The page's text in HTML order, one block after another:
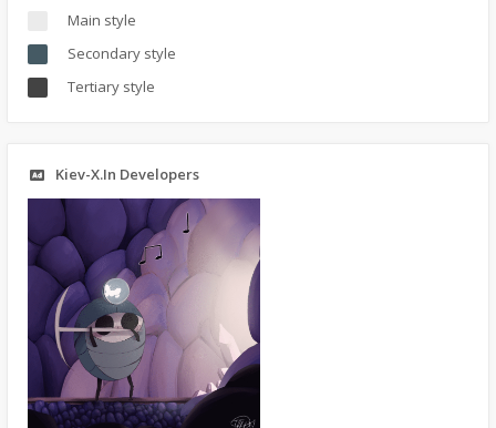
Main style
Secondary style
Tertiary style
Kiev-X.In Developers